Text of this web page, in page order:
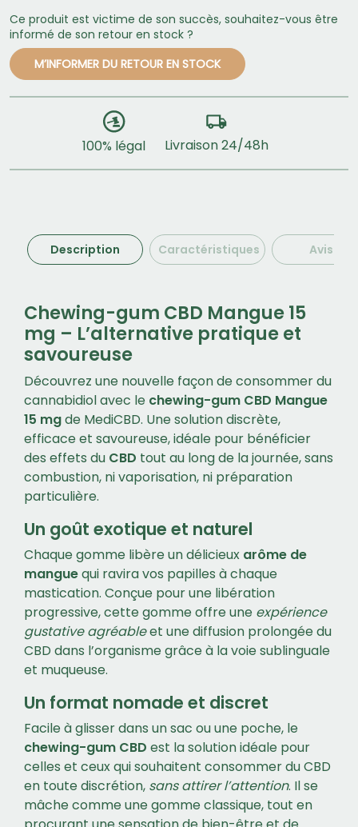
Ce produit est victime de son succès, souhaitez-vous être
informé de son retour en stock ?
M’INFORMER DU RETOUR EN STOCK
100% légal Livraison 24/48h
Description Caractéristiques Avis (1)
Chewing-gum CBD Mangue 15
mg – L’alternative pratique et
savoureuse
Découvrez une nouvelle façon de consommer du
cannabidiol avec le chewing-gum CBD Mangue
15 mgde MediCBD. Une solution discrète,
efficace et savoureuse, idéale pour bénéficier
des effets du CBD tout au long de la journée, sans
combustion, ni vaporisation, ni préparation
particulière.
Un goût exotique et naturel
Chaque gomme libère un délicieux arôme de
manguequi ravira vos papilles à chaque
mastication. Conçue pour une libération
progressive, cette gomme offre une expérience
gustative agréableet une diffusion prolongée du
CBD dans l’organisme grâce à la voie sublinguale
et muqueuse.
Un format nomade et discret
Facile à glisser dans un sac ou une poche, le
chewing-gum CBD est la solution idéale pour
celles et ceux qui souhaitent consommer du CBD
en toute discrétion, sans attirer l’attention. Il se
mâche comme une gomme classique, tout en